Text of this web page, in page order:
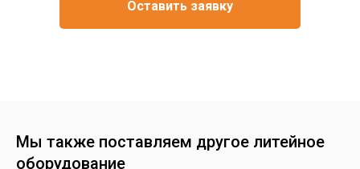
Оставить заявку
Мы также поставляем другое литейное
оборудование